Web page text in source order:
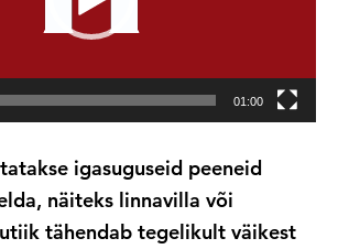
01:00
igasuguseid peeneid
näiteks linnavilla või
tähendab tegelikult väikest